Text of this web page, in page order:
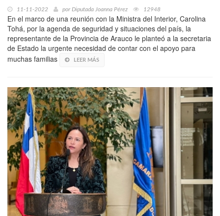
11-11-2022 por Diputada Joanna Pérez 12948
En el marco de una reunión con la Ministra del Interior, Carolina
Tohá, por la agenda de seguridad y situaciones del país, la
representante de la Provincia de Arauco le planteó a la secretaria
de Estado la urgente necesidad de contar con el apoyo para
muchas familias
LEER MÁS